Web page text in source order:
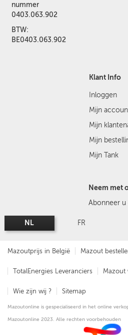
nummer
0403.063.902
BTW:
BE0403.063.902
Klant Info
Inloggen
Mijn
Mijn
Mijn
Mijn Tank
Neem met
Abonneer
NL FR
Mazoutprijs in België Mazout
TotalEnergies Leveranciers Mazout
Wie zijn wij ? Sitemap
Mazoutonline is gespecialiseerd in het online
Mazoutonline 2023. Alle rechten voorbehouden